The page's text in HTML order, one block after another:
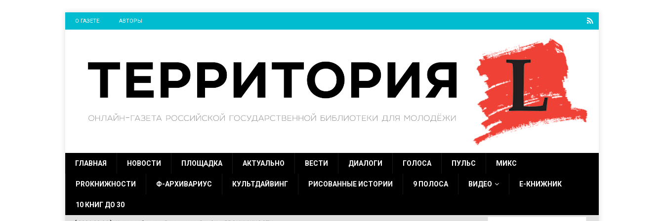
О ГАЗЕТЕ АВТОРЫ
ГЛАВНАЯ НОВОСТИ ПЛОЩАДКА АКТУАЛЬНО ВЕСТИ ДИАЛОГИ ГОЛОСА ПУЛЬС МИКС
PROКНИЖНОСТИ Ф-АРХИВАРИУС КУЛЬТДАЙВИНГ РИСОВАННЫЕ ИСТОРИИ 9 ПОЛОСА ВИДЕО Е-КНИЖНИК
10 КНИГ ДО 30